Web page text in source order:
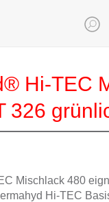
Hi-TEC
326
Mischlack 480
Hi-TEC